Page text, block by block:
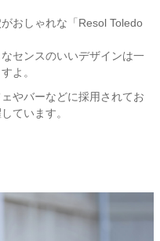
おしゃれな「Resol Toledo
センスのいいデザインは一
よ。
やバーなどに採用されてお
ています。